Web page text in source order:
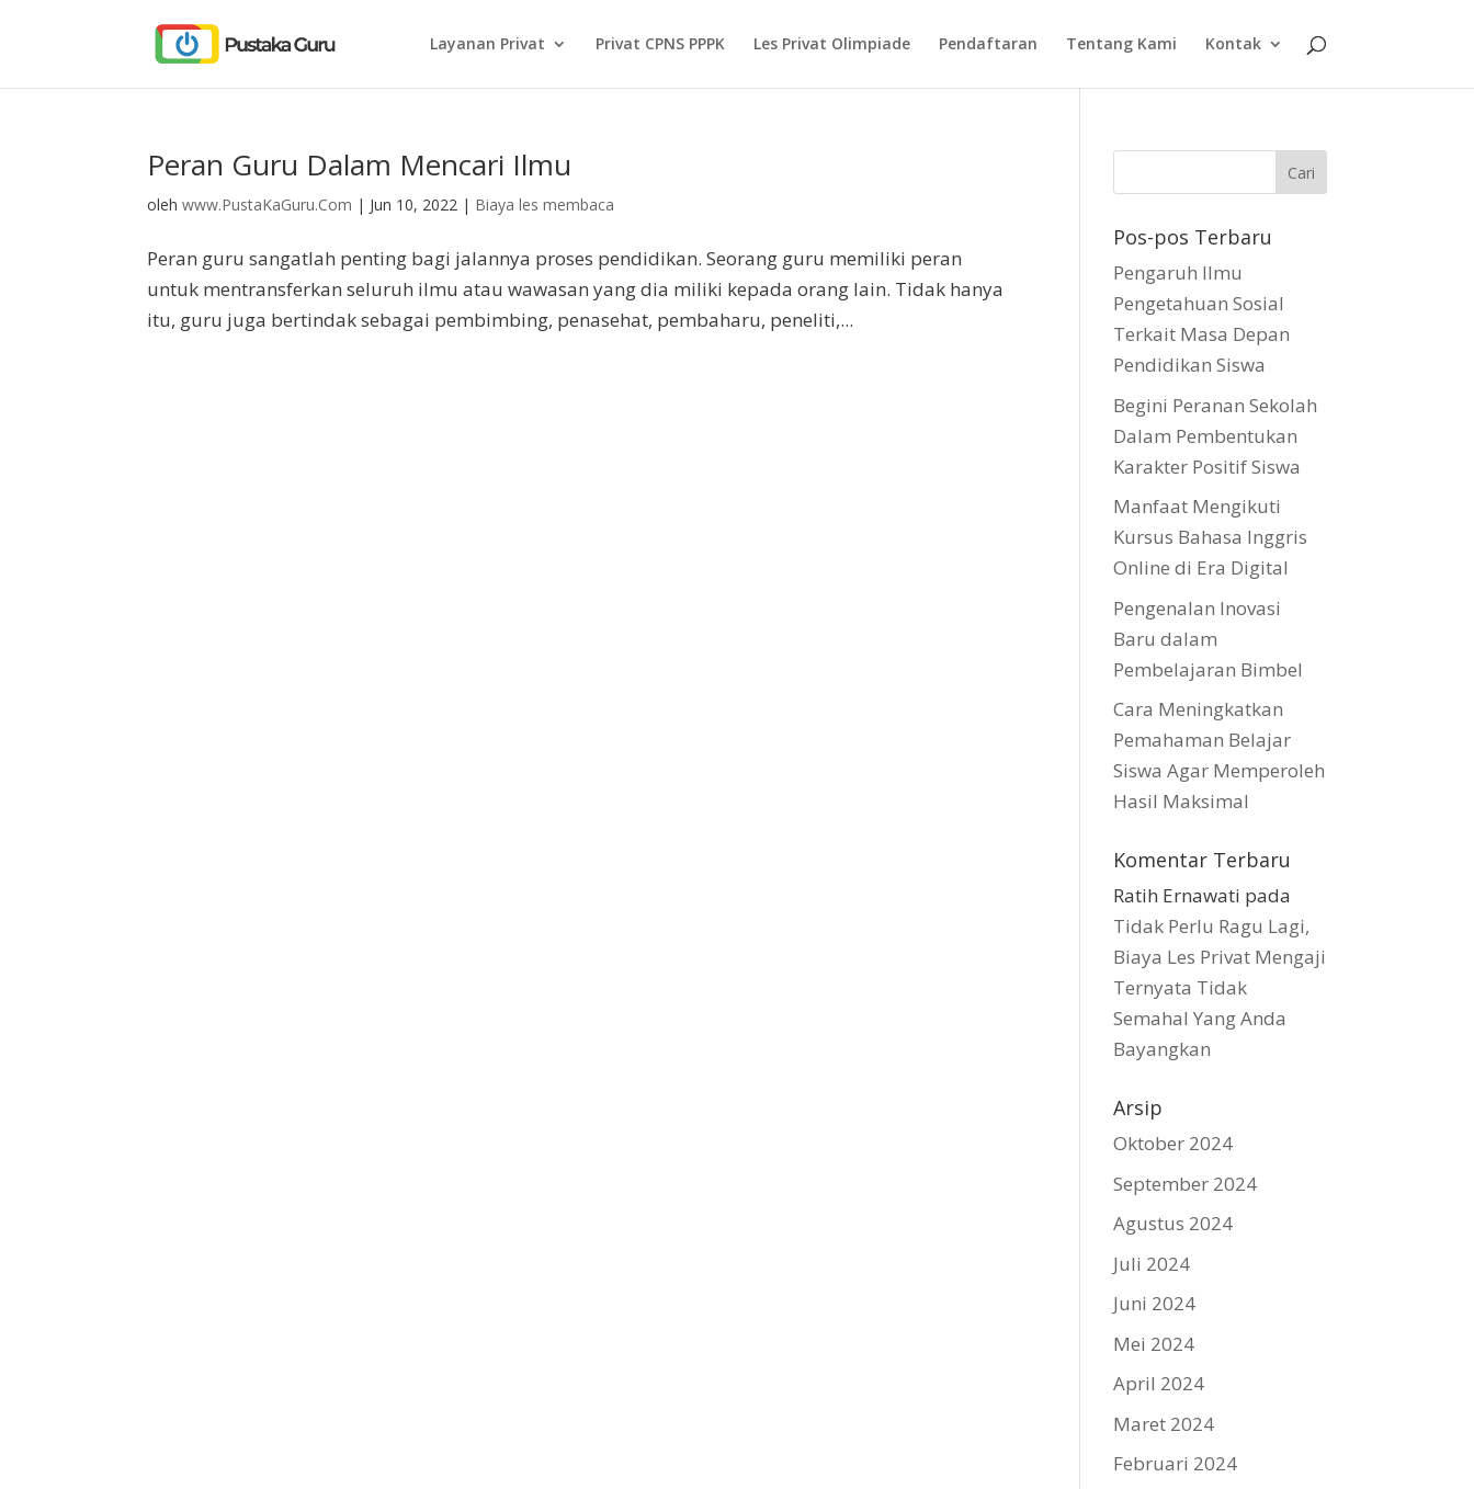
Layanan Privat Privat CPNS PPPK Les Privat Olimpiade Pendaftaran Tentang Kami Kontak
Peran Guru Dalam Mencari Ilmu
olehwww.PustaKaGuru.Com | Jun 10, 2022 | Biaya les membaca
Peran guru sangatlah penting bagi jalannya proses pendidikan. Seorang guru memiliki peran
untuk mentransferkan seluruh ilmu atau wawasan yang dia miliki kepada orang lain. Tidak hanya
itu, guru juga bertindak sebagai pembimbing, penasehat, pembaharu, peneliti,...
Pos-pos Terbaru
Pengaruh Ilmu
Pengetahuan Sosial
Terkait Masa Depan
Pendidikan Siswa
Begini Peranan Sekolah
Dalam Pembentukan
Karakter Positif Siswa
Manfaat Mengikuti
Kursus Bahasa Inggris
Online di Era Digital
Pengenalan Inovasi
Baru dalam
Pembelajaran Bimbel
Cara Meningkatkan
Pemahaman Belajar
Siswa Agar Memperoleh
Hasil Maksimal
Komentar Terbaru
Ratih Ernawati pada
Tidak Perlu Ragu Lagi,
Biaya Les Privat Mengaji
Ternyata Tidak
Semahal Yang Anda
Bayangkan
Arsip
Oktober 2024
September 2024
Agustus 2024
Juli 2024
Juni 2024
Mei 2024
April 2024
Maret 2024
Februari 2024